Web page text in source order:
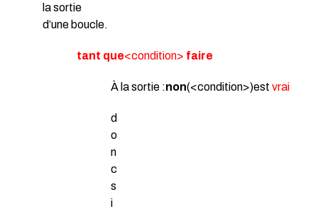
la sortie
d’une boucle.
tant que<condition> faire
À la sortie :non(<condition>)est vrai
d
o
n
c
s
i